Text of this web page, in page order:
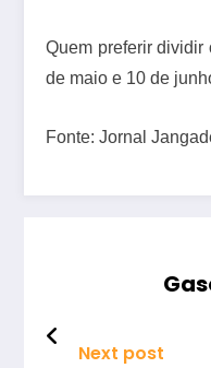
Quem preferir
de maio e 10 de
Fonte: Jornal
Next post